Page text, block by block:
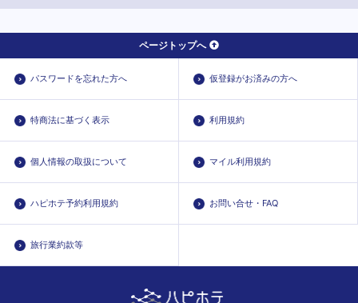
ページトップへ
パスワードを忘れた方へ 仮登録がお済みの方へ
特商法に基づく表示 利用規約
個人情報の取扱について マイル利用規約
ハピホテ予約利用規約 お問い合せ・FAQ
旅行業約款等